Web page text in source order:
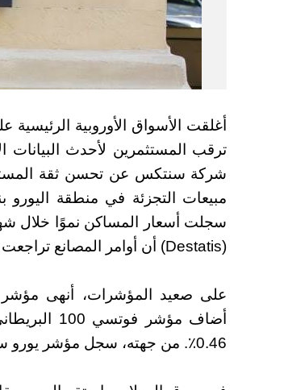
أغلقت الأسواق الأوروبية
ترقب المستثمرين لأحدث البيانات
شركة سنتكس عن تحسن ثقة
سجلت أسعار المساكن نموًا خلال
(Destatis) أن أوامر المصانع تراجعت بنسبة 5.8٪ في أغسطس.
0.46٪. من جهته، سجل مؤشر يورو ستوكس 50 ارتفاعًا بنسبة 0.29٪ بعد دقائق من الإغلاق.